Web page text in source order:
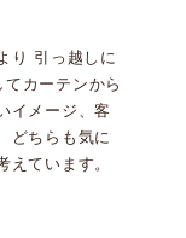
り 引っ越しに
カーテンから
イメージ、客
どちらも気に
えています。